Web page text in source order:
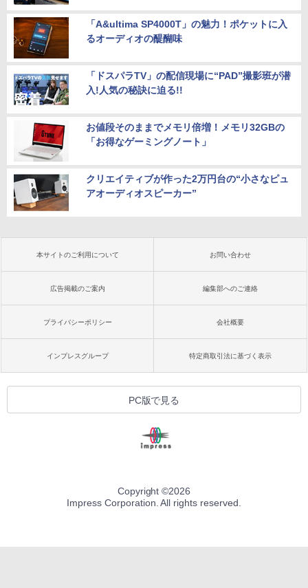
「A&ultima SP4000T」の魅力！ポケットに入
るオーディオの醍醐味
「ドスパラTV」の配信現場に“PAD”撮影班が潜
入!人気の秘訣に迫る!!
お値段そのままでメモリ倍増！メモリ32GBの
「お得なゲーミングノート」
クリエイティブが作った2万円台の“小さなピュ
アオーディオスピーカー”
本サイトのご利用について お問い合わせ
広告掲載のご案内 編集部へのご連絡
プライバシーポリシー 会社概要
インプレスグループ 特定商取引法に基づく表示
PC版で見る
Copyright ©2026
Impress Corporation. All rights reserved.